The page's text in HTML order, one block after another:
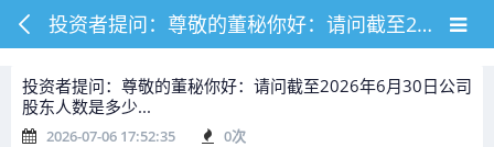
投资者提问：尊敬的董秘你好：请问截至2026年6月30日公司股东人数是多少...
投资者提问：尊敬的董秘你好：请问截至2026年6月30日公司
股东人数是多少...
2026-07-06 17:52:35 0次